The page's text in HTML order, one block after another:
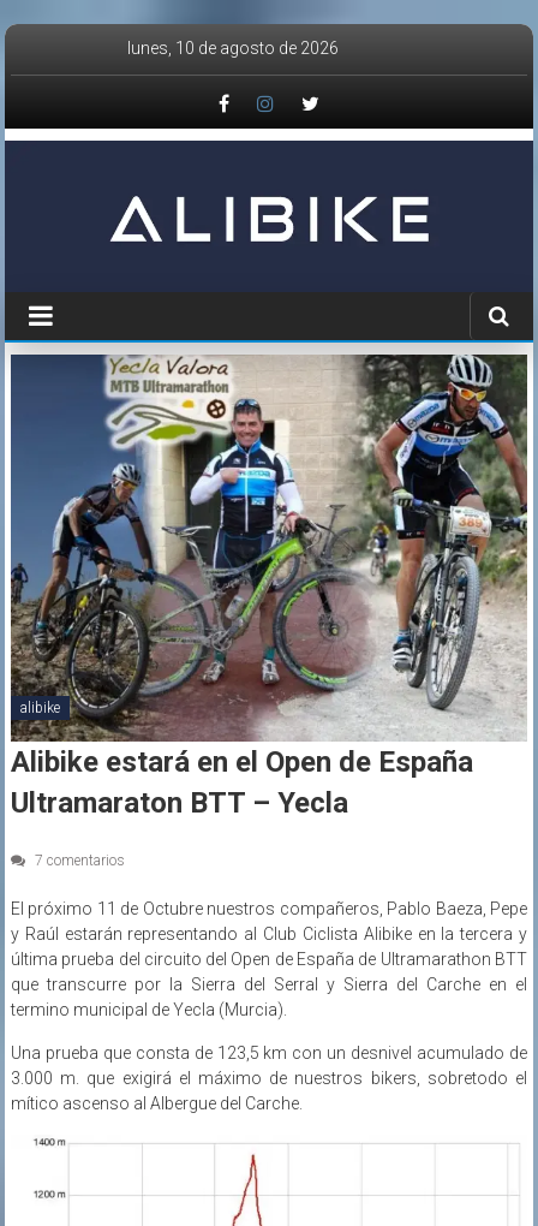
Saltar
lunes, 10 de agosto de 2026
alibike
Alibike estará en el Open de España
Ultramaraton BTT – Yecla
7 comentarios
El próximo 11 de Octubre nuestros compañeros, Pablo Baeza, Pepe
y Raúl estarán representando al Club Ciclista Alibike en la tercera y
última prueba del circuito del Open de España de Ultramarathon BTT
que transcurre por la Sierra del Serral y Sierra del Carche en el
termino municipal de Yecla (Murcia).
Una prueba que consta de 123,5 km con un desnivel acumulado de
3.000 m. que exigirá el máximo de nuestros bikers, sobretodo el
mítico ascenso al Albergue del Carche.